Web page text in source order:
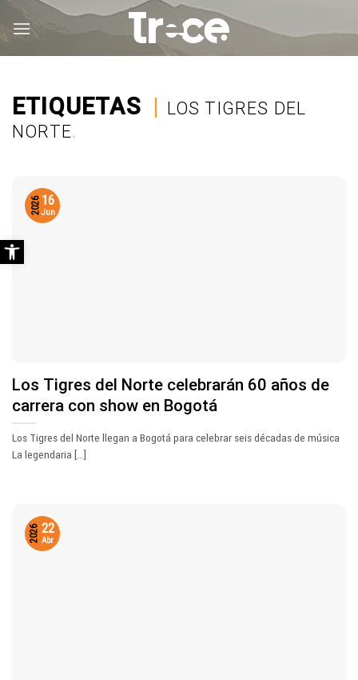
ETIQUETAS | LOS TIGRES DEL
NORTE.
Los Tigres del Norte celebrarán 60 años de
carrera con show en Bogotá
Los Tigres del Norte llegan a Bogotá para celebrar seis décadas de música
La legendaria [...]
16
Jun
2026
22
Abr
2026
Abrir barra de herramientas